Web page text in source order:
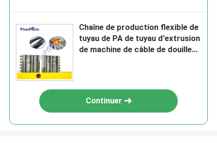
Chaîne de production flexible de
tuyau de PA de tuyau d'extrusion
de machine de câble de douille
Continuer